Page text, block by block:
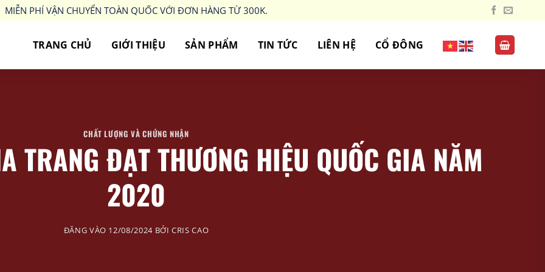
MIỄN PHÍ VẬN CHUYỂN TOÀN QUỐC VỚI ĐƠN HÀNG TỪ 300K.
TRANG CHỦ GIỚI THIỆU SẢN PHẨM TIN TỨC LIÊN HỆ CỔ ĐÔNG
CHẤT LƯỢNG VÀ CHỨNG NHẬN
TRANG ĐẠT THƯƠNG HIỆU QUỐC GIA NĂM
2020
ĐĂNG VÀO 12/08/2024 BỞICRIS CAO